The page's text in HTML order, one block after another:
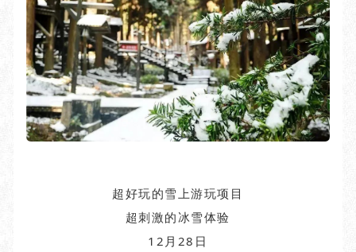
超好玩的雪上游玩项目
超刺激的冰雪体验
12月28日